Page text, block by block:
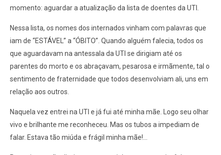
momento: aguardar a atualização da lista de doentes da UTI.
Nessa lista, os nomes dos internados vinham com palavras que
iam de “ESTÁVEL” a “ÓBITO”. Quando alguém falecia, todos os
que aguardavam na antessala da UTI se dirigiam até os
parentes do morto e os abraçavam, pesarosa e irmãmente, tal o
sentimento de fraternidade que todos desenvolviam ali, uns em
relação aos outros.
Naquela vez entrei na UTI e já fui até minha mãe. Logo seu olhar
vivo e brilhante me reconheceu. Mas os tubos a impediam de
falar. Estava tão miúda e frágil minha mãe!...